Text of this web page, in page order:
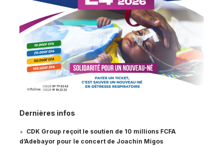
Dernières infos
CDK Group reçoit le soutien de 10 millions FCFA
d’Adebayor pour le concert de Joachin Migos